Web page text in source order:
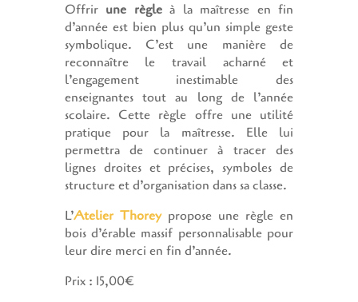
Offrir une règleà la maîtresse en fin
d’année est bien plus qu’un simple geste
symbolique. C’est une manière de
reconnaître le travail acharné et
l’engagement inestimable des
enseignantes tout au long de l’année
scolaire. Cette règle offre une utilité
pratique pour la maîtresse. Elle lui
permettra de continuer à tracer des
lignes droites et précises, symboles de
structure et d’organisation dans sa classe.
L’Atelier Thoreypropose une règle en
bois d’érable massif personnalisable pour
leur dire merci en fin d’année.
Prix : 15,00€